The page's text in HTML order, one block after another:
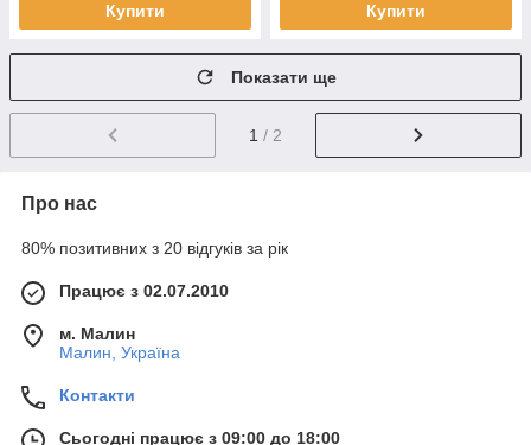
Купити Купити
Показати ще
1 / 2
Про нас
80% позитивних з 20 відгуків за рік
Працює з 02.07.2010
м. Малин
Малин, Україна
Контакти
Сьогодні працює з 09:00 до 18:00